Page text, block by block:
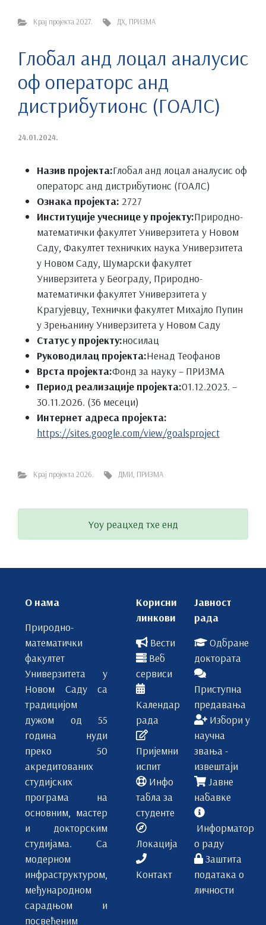
Крај пројекта 2027. ДХ ПРИЗМА
Глобал анд лоцал аналyсис
оф операторс анд
дистрибутионс (ГОАЛС)
24.01.2024.
Назив пројекта:Глобал анд лоцал аналyсис оф
операторс анд дистрибутионс (ГОАЛС)
Ознака пројекта: 2727
Институције учеснице у пројекту:Природно-
математички факултет Универзитета у Новом
Саду, Факултет техничких наука Универзитета
у Новом Саду, Шумарски факултет
Универзитета у Београду, Природно-
математички факултет Универзитета у
Крагујевцу, Технички факултет Михајло Пупин
у Зрењанину Универзитета у Новом Саду
Статус у пројекту:носилац
Руководилац пројекта:Ненад Теофанов
Врста пројекта:Фонд за науку – ПРИЗМА
Период реализације пројекта:01.12.2023. –
30.11.2026. (36 месеци)
Интернет адреса пројекта:
https://sites.google.com/view/goalsproject
Крај пројекта 2026. ДМИ ПРИЗМА
Yоу реацхед тхе енд
О нама
Природно-
математички
факултет
Универзитета у
Новом Саду са
традицијом
дужом од 55
година нуди
преко 50
акредитованих
студијских
програма на
основним, мастер
и докторским
студијама. Са
модерном
инфраструктуром,
међународном
сарадњом и
посвећеним
Корисни
линкови
Вести
Веб
сервиси
Календар
рада
Пријемни
испит
Инфо
табла за
студенте
Локација
Контакт
Јавност
рада
Одбране
доктората
Приступна
предавања
Избори у
научна
звања -
извештаји
Јавне
набавке
Информатор
о раду
Заштита
података о
личности